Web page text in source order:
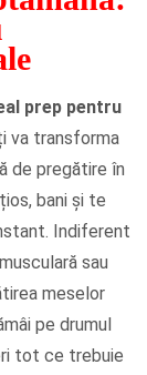
prep pentru
va transforma
de pregătire în
bani și te
Indiferent
sau
meselor
pe drumul
tot ce trebuie